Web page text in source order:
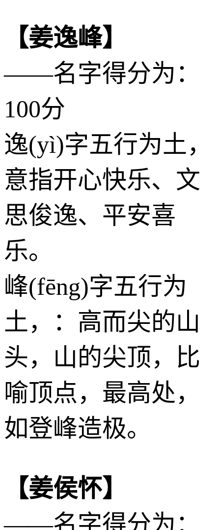
【姜逸峰】
——名字得分为：
100分
逸(yì)字五行为土，
意指开心快乐、文
思俊逸、平安喜
乐。
峰(fēng)字五行为
土，：高而尖的山
头，山的尖顶，比
喻顶点，最高处，
如登峰造极。
【姜侯怀】
——名字得分为：